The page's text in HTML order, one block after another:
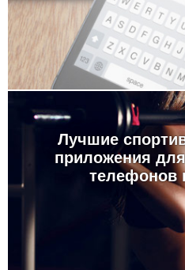
Лучшие
приложения
телефонов